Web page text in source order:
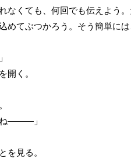
くても、何回でも伝えよう。
めてぶつかろう。そう簡単には
開く。
ね―――」
を見る。